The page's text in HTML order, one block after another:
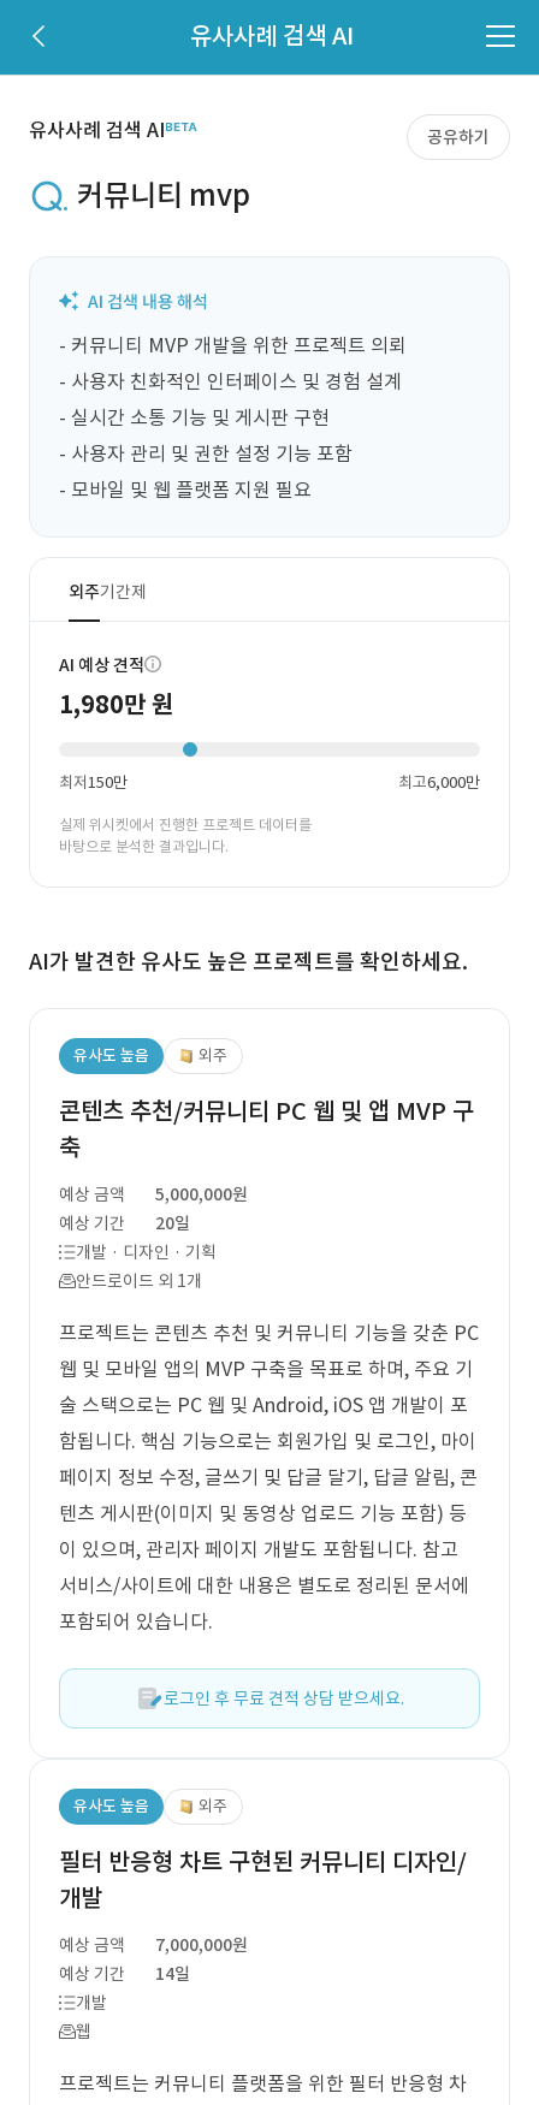
유사사례 검색 AI
유사사례 검색 AI 공유하기
커뮤니티 mvp
- 커뮤니티 MVP 개발을 위한 프로젝트 의뢰
- 사용자 친화적인 인터페이스 및 경험 설계
- 실시간 소통 기능 및 게시판 구현
- 사용자 관리 및 권한 설정 기능 포함
- 모바일 및 웹 플랫폼 지원 필요
외주기간제
AI 예상 견적
1,980만 원
최저150만 최고6,000만
실제 위시켓에서 진행한 프로젝트 데이터를
바탕으로 분석한 결과입니다.
AI가 발견한 유사도 높은 프로젝트를 확인하세요.
유사도 높음 외주
콘텐츠 추천/커뮤니티 PC 웹 및 앱 MVP 구
축
예상 금액
5,000,000원
예상 기간
20일
개발 · 디자인 · 기획
안드로이드 외 1개
프로젝트는 콘텐츠 추천 및 커뮤니티 기능을 갖춘 PC
웹 및 모바일 앱의 MVP 구축을 목표로 하며, 주요 기
술 스택으로는 PC 웹 및 Android, iOS 앱 개발이 포
함됩니다. 핵심 기능으로는 회원가입 및 로그인, 마이
페이지 정보 수정, 글쓰기 및 답글 달기, 답글 알림, 콘
텐츠 게시판(이미지 및 동영상 업로드 기능 포함) 등
이 있으며, 관리자 페이지 개발도 포함됩니다. 참고
서비스/사이트에 대한 내용은 별도로 정리된 문서에
포함되어 있습니다.
로그인 후 무료 견적 상담 받으세요.
유사도 높음 외주
필터 반응형 차트 구현된 커뮤니티 디자인/
개발
예상 금액
7,000,000원
예상 기간
14일
개발
웹
프로젝트는 커뮤니티 플랫폼을 위한 필터 반응형 차